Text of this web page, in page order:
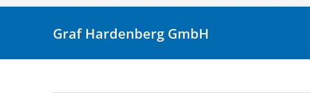
Graf Hardenberg GmbH